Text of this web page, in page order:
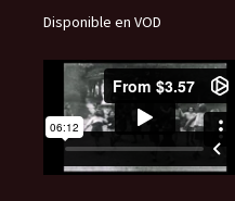
Disponible en VOD